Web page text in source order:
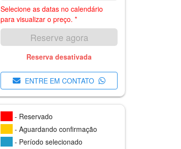
Selecione as datas no calendário
para visualizar o preço. *
Reserve agora
Reserva desativada
ENTRE EM CONTATO
- Reservado
- Aguardando confirmação
- Período selecionado